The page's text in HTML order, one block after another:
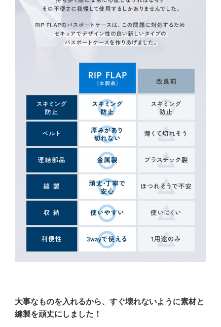
大事なものを入れるから、すぐ壊れないように素材と
縫製を頑丈にしました！